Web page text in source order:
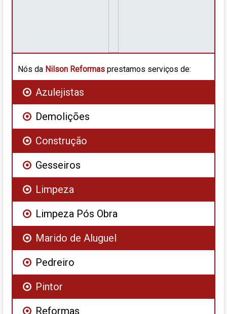
Nós da Nilson Reformas prestamos serviços de:
Azulejistas
Demolições
Construção
Gesseiros
Limpeza
Limpeza Pós Obra
Marido de Aluguel
Pedreiro
Pintor
Reformas